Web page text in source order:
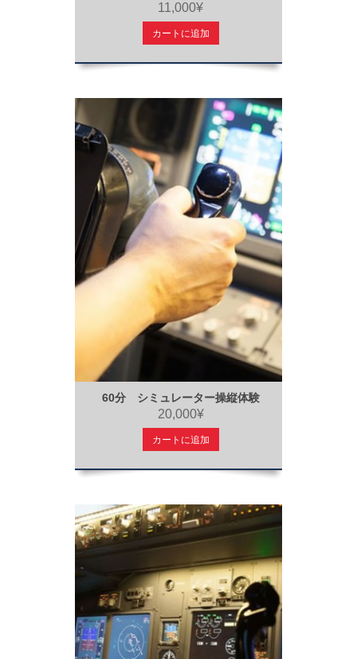
11,000¥
カートに追加
60分 シミュレーター操縦体験
20,000¥
カートに追加